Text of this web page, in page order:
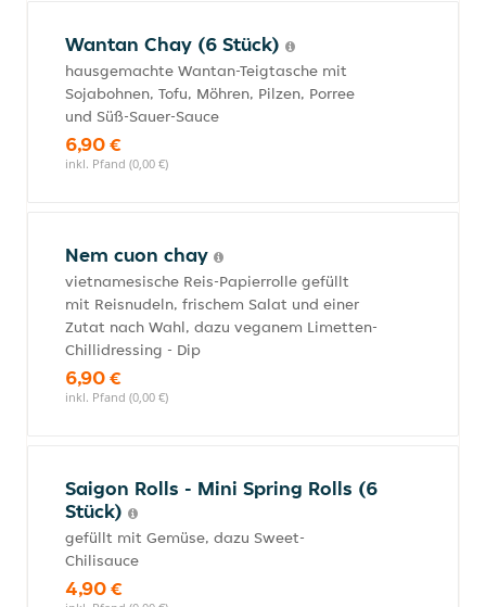
Wantan Chay (6 Stück)
hausgemachte Wantan-Teigtasche mit
Sojabohnen, Tofu, Möhren, Pilzen, Porree
und Süß-Sauer-Sauce
6,90 €
inkl. Pfand (0,00 €)
Nem cuon chay
vietnamesische Reis-Papierrolle gefüllt
mit Reisnudeln, frischem Salat und einer
Zutat nach Wahl, dazu veganem Limetten-
Chillidressing - Dip
6,90 €
inkl. Pfand (0,00 €)
Saigon Rolls - Mini Spring Rolls (6
Stück)
gefüllt mit Gemüse, dazu Sweet-
Chilisauce
4,90 €